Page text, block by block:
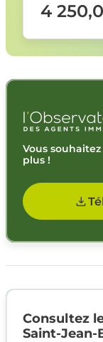
4
Vous
plus !
Consultez
Saint-Jean-